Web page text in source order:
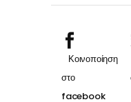
ΚΟΚΚΙΝΟ
quantity